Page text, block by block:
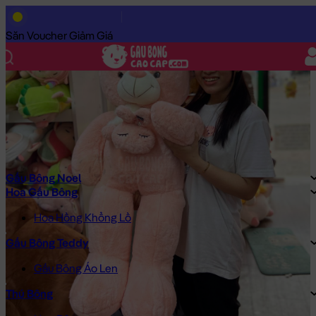
Săn Voucher Giảm Giá
Gấu Bông Noel
Hoa Gấu Bông
Hoa Hồng Khổng Lồ
Gấu Bông Teddy
Gấu Bông Áo Len
Thú Bông
Trang Chủ